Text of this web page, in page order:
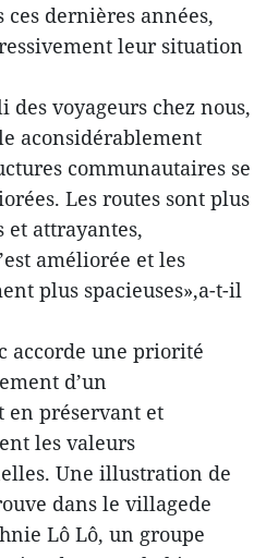
dernières années,
leur situation
des voyageurs chez nous,
aconsidérablement
communautaires se
Les routes sont plus
et attrayantes,
améliorée et les
plus spacieuses»,a-t-il
accorde une priorité
d’un
en préservant et
les valeurs
Une illustration de
dans le villagede
Lô Lô, un groupe